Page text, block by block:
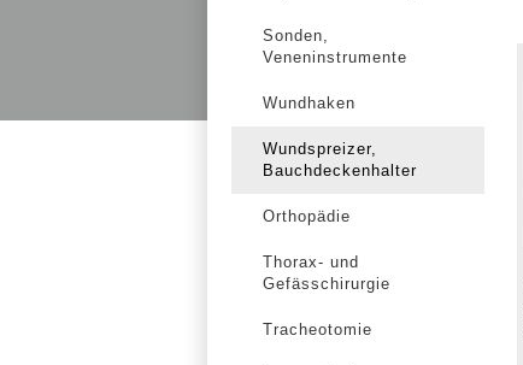
Sonden,
Veneninstrumente
Wundhaken
Wundspreizer,
Bauchdeckenhalter
Orthopädie
Thorax- und
Gefässchirurgie
Tracheotomie